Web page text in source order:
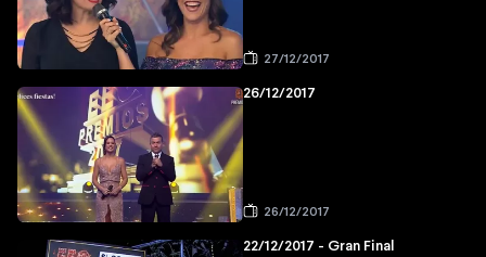
27/12/2017
26/12/2017
26/12/2017
22/12/2017 - Gran Final